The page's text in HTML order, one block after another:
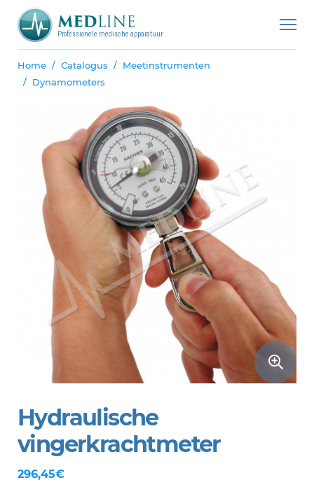
Professionele medische apparatuur
Home Catalogus
Meetinstrumenten
Dynamometers
Hydraulische
vingerkrachtmeter
296,45€